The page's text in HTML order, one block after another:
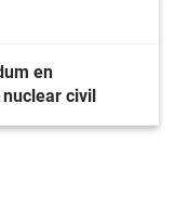
en
civil